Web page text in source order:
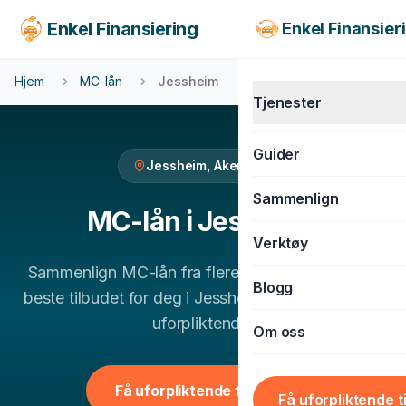
Enkel Finansiering Enkel
Tjenester
MC-lån
BOLIG & LIVSSTIL
Guider
Sammenlign
Verktøy
Blogg
Om oss
Få uforpliktende
Hjem MC-lån Jessheim
Jessheim Akershus
MC-lån iJessheim
Sammenlign MC-lån fra flere banker og finn det
beste tilbudet for deg i Jessheim. 100% gratis og
uforpliktende.
Få uforpliktende tilbud